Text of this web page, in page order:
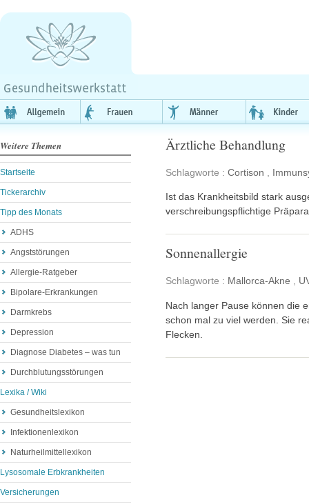
Weitere Themen
Startseite
Tickerarchiv
Tipp des Monats
ADHS
Angststörungen
Allergie-Ratgeber
Bipolare-Erkrankungen
Darmkrebs
Depression
Diagnose Diabetes – was tun
Durchblutungsstörungen
Lexika / Wiki
Gesundheitslexikon
Infektionenlexikon
Naturheilmittellexikon
Lysosomale Erbkrankheiten
Versicherungen
Ärztliche Behandlung
Schlagworte : Cortison
Ist das Krankheitsbild stark
verschreibungspflichtige
Sonnenallergie
Schlagworte : Mallorca-Akne ,
Nach langer Pause können die
schon mal zu viel werden. Sie
Flecken.